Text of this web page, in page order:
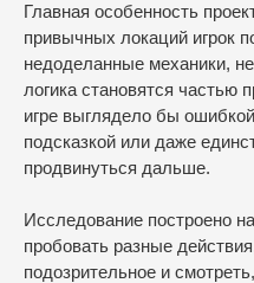
Главная особенность
привычных локаций игрок
недоделанные механики,
логика становятся частью
игре выглядело бы
подсказкой или даже
продвинуться дальше.
Исследование построено
пробовать разные
подозрительное и